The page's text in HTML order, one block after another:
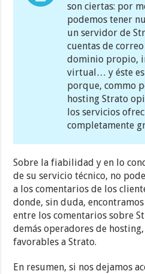
son ciertas: por
podemos tener
un servidor de
cuentas de
dominio propio,
virtual… y éste
porque, commo
hosting Strato
los servicios
completamente
Sobre la fiabilidad y en lo
de su servicio técnico, no
a los comentarios de los
donde, sin duda,
entre los comentarios sobre
demás operadores de
favorables a Strato.
En resumen, si nos dejamos